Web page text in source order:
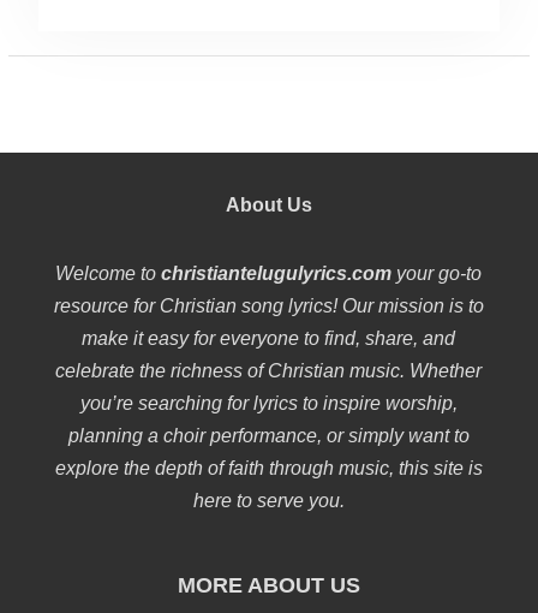
About Us
Welcome tochristiantelugulyrics.com your go-to
resource for Christian song lyrics! Our mission is to
make it easy for everyone to find, share, and
celebrate the richness of Christian music. Whether
you’re searching for lyrics to inspire worship,
planning a choir performance, or simply want to
explore the depth of faith through music, this site is
here to serve you.
MORE ABOUT US